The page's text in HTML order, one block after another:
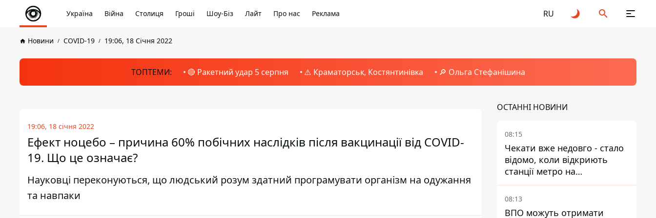
Україна Війна Столиця Гроші Шоу-Біз Лайт Про нас Реклама RU
Новини COVID-19 19:06, 18 Січня 2022
ТОПТЕМИ: 🔴 Ракетний удар 5 серпня ⚠️ Краматорськ, Костянтинівка 🔎 Ольга Стефанішина
19:06, 18 січня 2022
Ефект ноцебо – причина 60% побічних наслідків після вакцинації від COVID-
19. Що це означає?
Науковці переконуються, що людський розум здатний програмувати організм на одужання
та навпаки
ОСТАННІ НОВИНИ
08:15
Чекати вже недовго - стало
відомо, коли відкриють
станції метро на
Виноградарі
08:13
ВПО можуть отримати